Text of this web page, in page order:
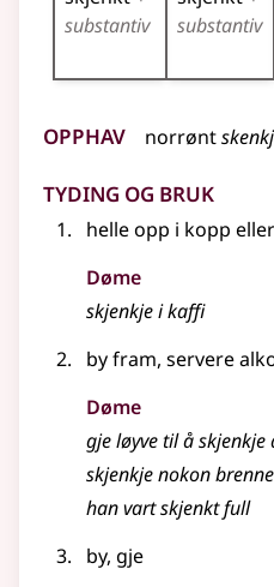
substantiv
substantiv
Opphav norrønt
Tyding og bruk
helle opp i kopp
Døme
skjenkje i kaffi
by fram, servere
Døme
gje løyve til å skjenkje
skjenkje nokon
han vart skjenkt full
by, gje